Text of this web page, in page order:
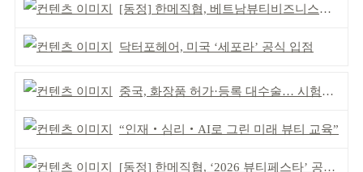
[동정] 한메직협, 베트남뷰티비즈니스협회와 MOU
닥터포헤어, 미국 ‘세포라’ 공식 입점
중국, 화장품 허가·등록 대수술… 시험자료 공용 허용
“인재‧심리‧AI로 그린 미래 뷰티 교육”
[동정] 한메직협, ‘2026 뷰티페스타’ 공동 주최